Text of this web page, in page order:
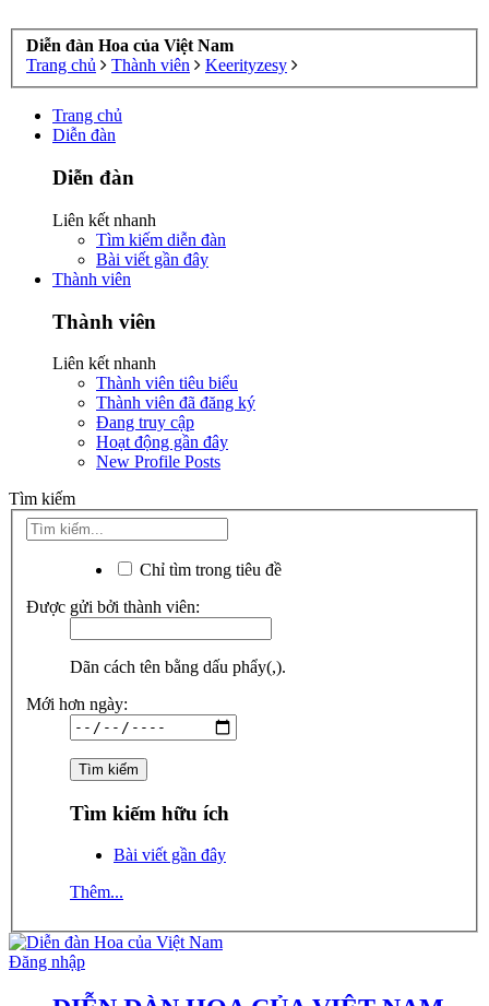
Diễn đàn Hoa của Việt Nam
Trang chủ
Thành viên Keerityzesy
Trang chủ
Diễn đàn
Diễn đàn
Liên kết nhanh
Tìm kiếm diễn đàn
Bài viết gần đây
Thành viên
Thành viên
Liên kết nhanh
Thành viên tiêu biểu
Thành viên đã đăng ký
Đang truy cập
Hoạt động gần đây
New Profile Posts
Tìm kiếm
Chỉ tìm trong tiêu đề
Được gửi bởi thành viên:
Dãn cách tên bằng dấu phẩy(,).
Mới hơn ngày:
Tìm kiếm hữu ích
Bài viết gần đây
Thêm...
Đăng nhập